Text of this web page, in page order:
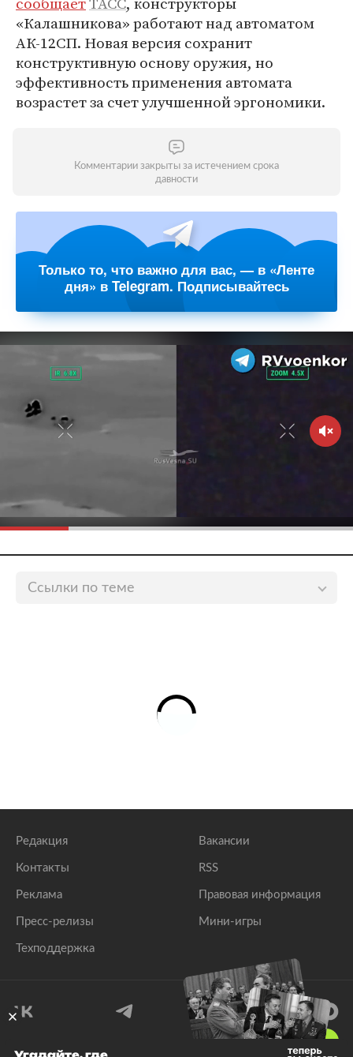
«Калашникова» работают над автоматом
АК-12СП. Новая версия сохранит
конструктивную основу оружия, но
эффективность применения автомата
возрастет за счет улучшенной эргономики.
Комментарии закрыты за истечением срока
давности
Только то, что важно для вас, — в «Ленте
дня» в Telegram. Подписывайтесь
Ссылки по теме
Названы преимущества нового российского
Редакция
Контакты
Реклама
Пресс-релизы
Техподдержка
Вакансии
RSS
Правовая информация
Мини-игры